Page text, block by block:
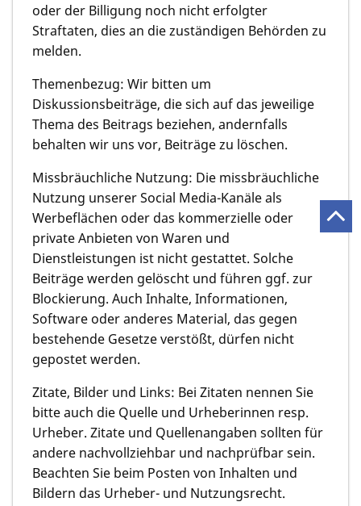
oder der Billigung noch nicht erfolgter
Straftaten, dies an die zuständigen Behörden zu
melden.
Themenbezug: Wir bitten um
Diskussionsbeiträge, die sich auf das jeweilige
Thema des Beitrags beziehen, andernfalls
behalten wir uns vor, Beiträge zu löschen.
Missbräuchliche Nutzung: Die missbräuchliche
Nutzung unserer Social Media-Kanäle als
Werbeflächen oder das kommerzielle oder
private Anbieten von Waren und
Dienstleistungen ist nicht gestattet. Solche
Beiträge werden gelöscht und führen ggf. zur
Blockierung. Auch Inhalte, Informationen,
Software oder anderes Material, das gegen
bestehende Gesetze verstößt, dürfen nicht
gepostet werden.
Zitate, Bilder und Links: Bei Zitaten nennen Sie
bitte auch die Quelle und Urheberinnen resp.
Urheber. Zitate und Quellenangaben sollten für
andere nachvollziehbar und nachprüfbar sein.
Beachten Sie beim Posten von Inhalten und
Bildern das Urheber- und Nutzungsrecht.